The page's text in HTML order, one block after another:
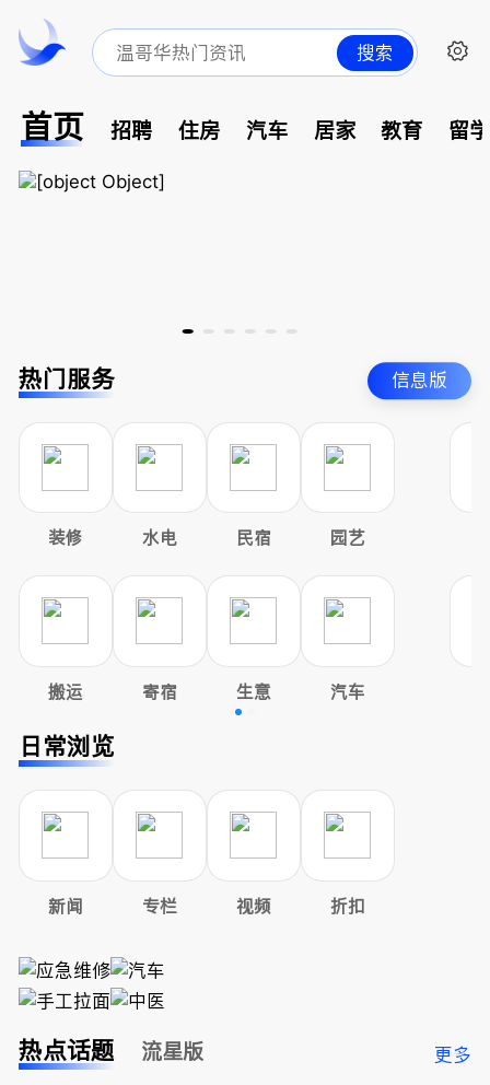
搜索
首页 招聘 住房 汽车 居家 教育 留
热门服务 信息版
装修 水电 民宿 园艺
搬运 寄宿 生意 汽车
日常浏览
新闻 专栏 视频 折扣
热点话题 流星版 更多